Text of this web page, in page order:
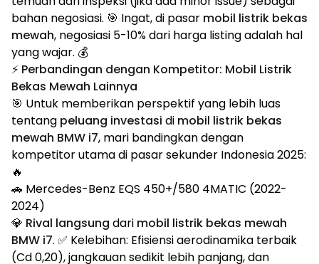
bahan negosiasi. 🎯 Ingat, di pasar mobil listrik bekas
mewah, negosiasi 5-10% dari harga listing adalah hal
yang wajar. 💰
⚡ Perbandingan dengan Kompetitor: Mobil Listrik
Bekas Mewah Lainnya
🎯 Untuk memberikan perspektif yang lebih luas
tentang peluang investasi di mobil listrik bekas
mewah BMW i7, mari bandingkan dengan
kompetitor utama di pasar sekunder Indonesia 2025:
🔥
🚗 Mercedes-Benz EQS 450+/580 4MATIC (2022-
2024)
💎 Rival langsung dari mobil listrik bekas mewah
BMW i7. ✅ Kelebihan: Efisiensi aerodinamika terbaik
(Cd 0,20), jangkauan sedikit lebih panjang, dan